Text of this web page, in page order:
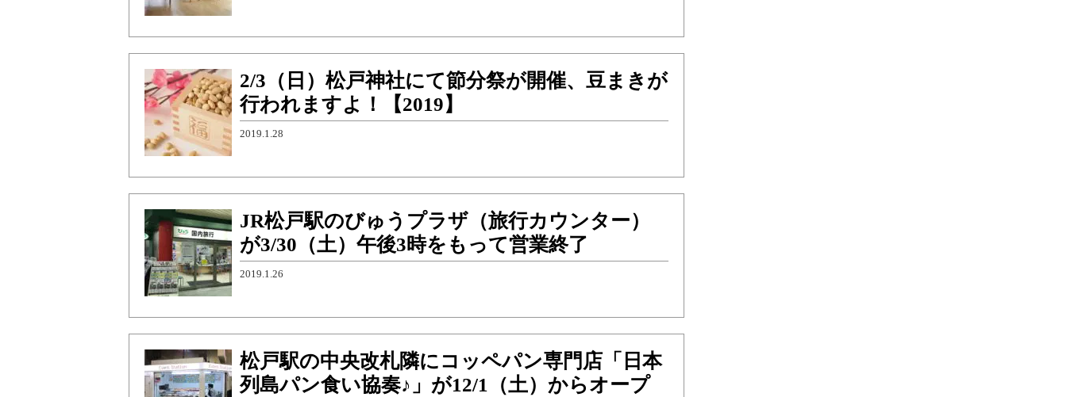
2/3（日）松戸神社にて節分祭が開催、豆まきが
行われますよ！【2019】
2019.1.28
JR松戸駅のびゅうプラザ（旅行カウンター）
が3/30（土）午後3時をもって営業終了
2019.1.26
松戸駅の中央改札隣にコッペパン専門店「日本
列島パン食い協奏♪」が12/1（土）からオープ